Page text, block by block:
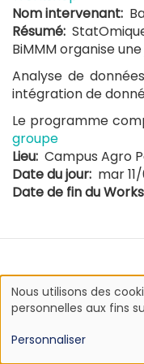
Nom intervenant
Résumé
BiMMM organise
Analyse de
intégration de
Le programme
groupe
Lieu Campus Agro
Date du jour mar
Date de fin du
Utilisation
des
données
Nous utilisons des
personnelles aux fins
Personnaliser